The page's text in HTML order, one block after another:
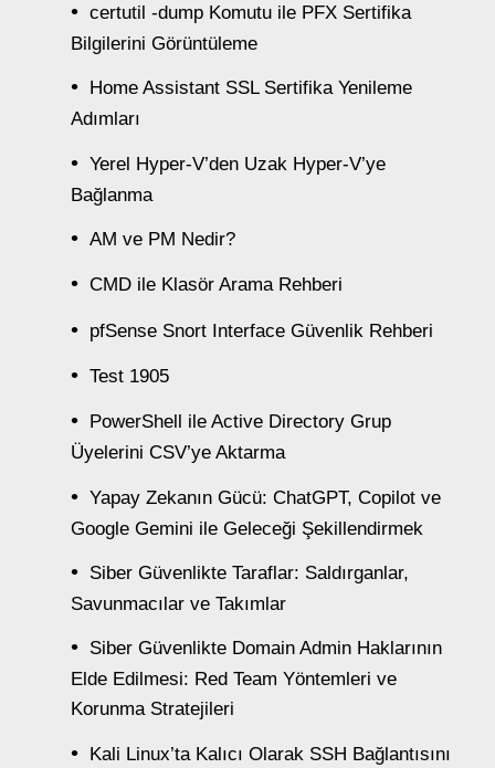
certutil -dump Komutu ile PFX Sertifika
Bilgilerini Görüntüleme
Home Assistant SSL Sertifika Yenileme
Adımları
Yerel Hyper-V’den Uzak Hyper-V’ye
Bağlanma
AM ve PM Nedir?
CMD ile Klasör Arama Rehberi
pfSense Snort Interface Güvenlik Rehberi
Test 1905
PowerShell ile Active Directory Grup
Üyelerini CSV’ye Aktarma
Yapay Zekanın Gücü: ChatGPT, Copilot ve
Google Gemini ile Geleceği Şekillendirmek
Siber Güvenlikte Taraflar: Saldırganlar,
Savunmacılar ve Takımlar
Siber Güvenlikte Domain Admin Haklarının
Elde Edilmesi: Red Team Yöntemleri ve
Korunma Stratejileri
Kali Linux’ta Kalıcı Olarak SSH Bağlantısını